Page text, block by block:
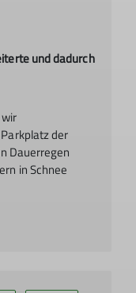
und dadurch
der
Dauerregen
in Schnee